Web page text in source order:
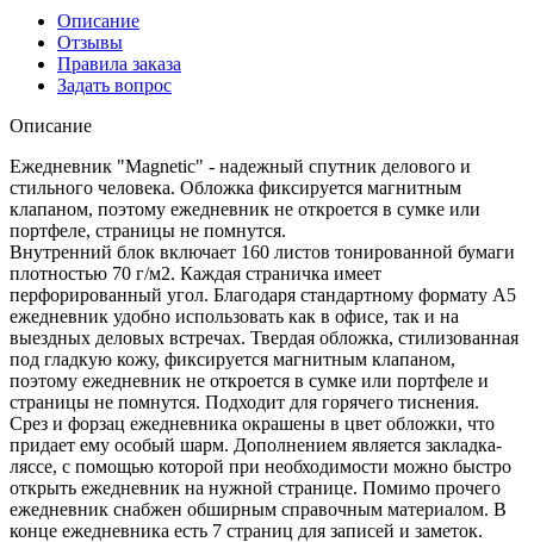
Описание
Отзывы
Правила заказа
Задать вопрос
Описание
Ежедневник "Magnetic" - надежный спутник делового и
стильного человека. Обложка фиксируется магнитным
клапаном, поэтому ежедневник не откроется в сумке или
портфеле, страницы не помнутся.
Внутренний блок включает 160 листов тонированной бумаги
плотностью 70 г/м2. Каждая страничка имеет
перфорированный угол. Благодаря стандартному формату А5
ежедневник удобно использовать как в офисе, так и на
выездных деловых встречах. Твердая обложка, стилизованная
под гладкую кожу, фиксируется магнитным клапаном,
поэтому ежедневник не откроется в сумке или портфеле и
страницы не помнутся. Подходит для горячего тиснения.
Срез и форзац ежедневника окрашены в цвет обложки, что
придает ему особый шарм. Дополнением является закладка-
ляссе, с помощью которой при необходимости можно быстро
открыть ежедневник на нужной странице. Помимо прочего
ежедневник снабжен обширным справочным материалом. В
конце ежедневника есть 7 страниц для записей и заметок.